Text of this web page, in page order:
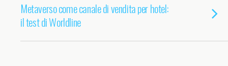
Metaverso come canale di vendita per hotel:
il test di Worldline